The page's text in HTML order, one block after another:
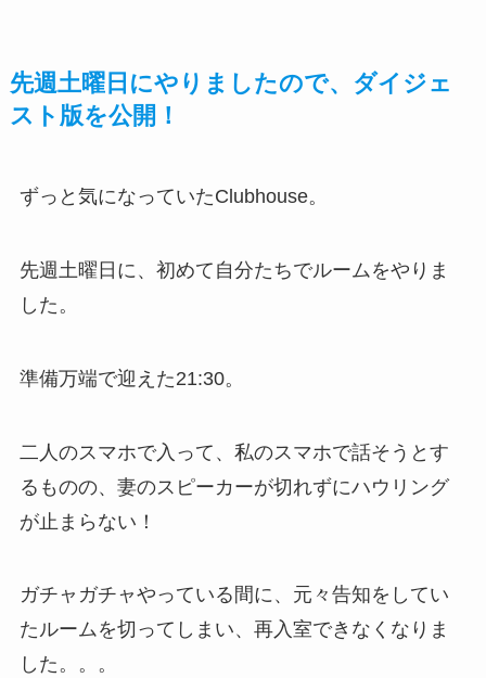
先週土曜日にやりましたので、ダイジェ
スト版を公開！
ずっと気になっていたClubhouse。
先週土曜日に、初めて自分たちでルームをやりま
した。
準備万端で迎えた21:30。
二人のスマホで入って、私のスマホで話そうとす
るものの、妻のスピーカーが切れずにハウリング
が止まらない！
ガチャガチャやっている間に、元々告知をしてい
たルームを切ってしまい、再入室できなくなりま
した。。。